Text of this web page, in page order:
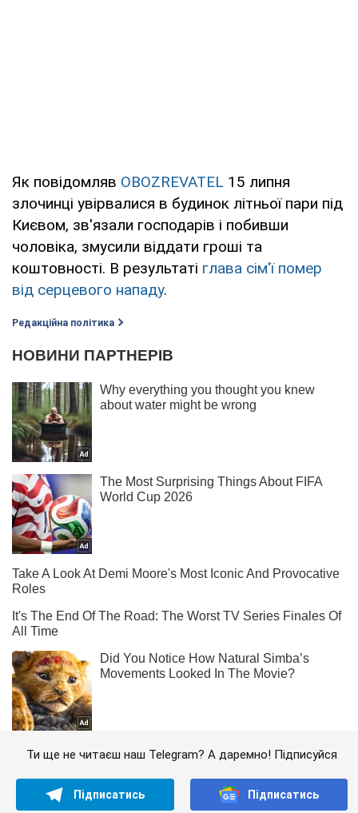
Як повідомляв OBOZREVATEL 15 липня
злочинці увірвалися в будинок літньої пари під
Києвом, зв'язали господарів і побивши
чоловіка, змусили віддати гроші та
коштовності. В результаті глава сім'ї помер
від серцевого нападу.
Редакційна політика
Ти ще не читаєш наш Telegram? А даремно! Підписуйся
Підписатись Підписатись